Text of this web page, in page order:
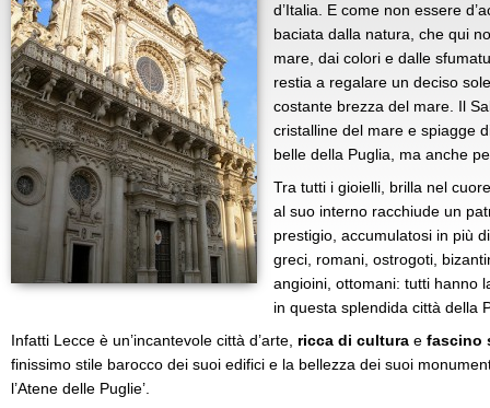
d’Italia. E come non essere
baciata dalla natura, che qui
mare, dai colori e dalle
restia a regalare un deciso
costante brezza del mare. Il
cristalline del mare e spiagge
belle della Puglia, ma anche
Tra tutti i gioielli, brilla nel
al suo interno racchiude un
prestigio, accumulatosi in più
greci, romani, ostrogoti,
angioini, ottomani: tutti hanno
in questa splendida città della
Infatti Lecce è un’incantevole città d’arte, ricca di cultura e fascino
finissimo stile barocco dei suoi edifici e la bellezza dei suoi
l’Atene delle Puglie’.